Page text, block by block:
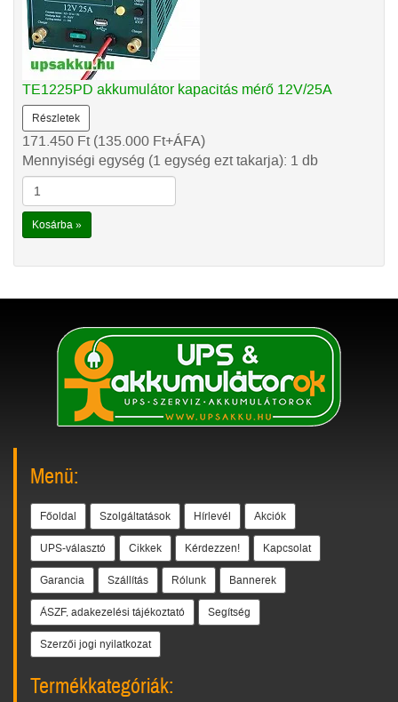
TE1225PD akkumulátor kapacitás mérő 12V/25A
Részletek
171.450 Ft(135.000 Ft+ÁFA)
Mennyiségi egység (1 egység ezt takarja): 1 db
Kosárba »
Menü:
Főoldal Szolgáltatások Hírlevél Akciók
UPS-választó Cikkek Kérdezzen! Kapcsolat
Garancia Szállítás Rólunk Bannerek
ÁSZF, adakezelési tájékoztató Segítség
Szerzői jogi nyilatkozat
Termékkategóriák: